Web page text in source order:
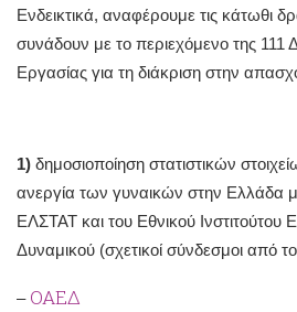
Ενδεικτικά, αναφέρουμε τις κάτωθι
συνάδουν με το περιεχόμενο της 111
Εργασίας για τη διάκριση στην
1) δημοσιοποίηση στατιστικών
ανεργία των γυναικών στην Ελλάδα
ΕΛΣΤΑΤ και του Εθνικού
Δυναμικού (σχετικοί σύνδεσμοι από
– ΟΑΕΔ